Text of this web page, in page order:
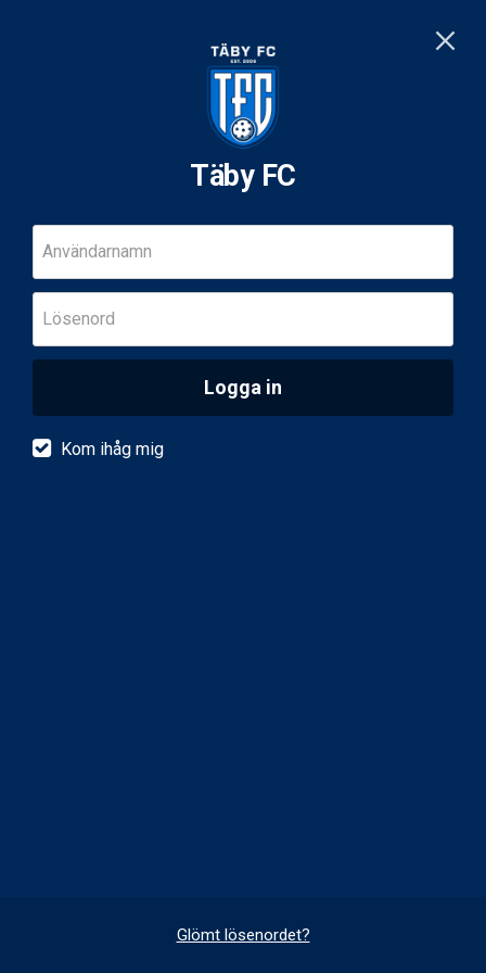
Täby FC
Användarnamn
Lösenord
Logga in
Kom ihåg mig
Glömt lösenordet?